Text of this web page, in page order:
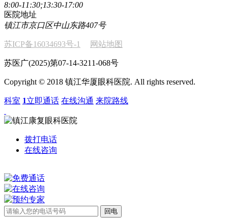
8:00-11:30;13:30-17:00
医院地址
镇江市京口区中山东路407号
苏ICP备16034693号-1 网站地图
苏医广(2025)第07-14-3211-068号
Copyright © 2018 镇江华厦眼科医院. All rights reserved.
科室 1立即通话 在线沟通 来院路线
拨打电话
在线咨询